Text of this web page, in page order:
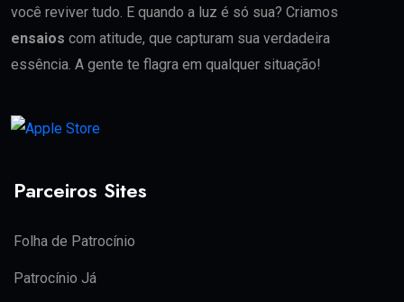
você reviver tudo. E quando a luz é só sua? Criamos
ensaios com atitude, que capturam sua verdadeira
essência. A gente te flagra em qualquer situação!
Parceiros Sites
Folha de Patrocínio
Patrocínio Já